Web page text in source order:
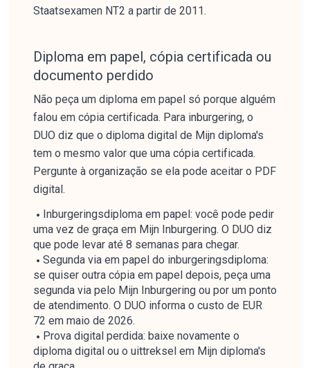
Staatsexamen NT2 a partir de 2011.
Diploma em papel, cópia certificada ou
documento perdido
Não peça um diploma em papel só porque alguém
falou em cópia certificada. Para inburgering, o
DUO diz que o diploma digital de Mijn diploma's
tem o mesmo valor que uma cópia certificada.
Pergunte à organização se ela pode aceitar o PDF
digital.
Inburgeringsdiploma em papel: você pode pedir
uma vez de graça em Mijn Inburgering. O DUO diz
que pode levar até 8 semanas para chegar.
Segunda via em papel do inburgeringsdiploma:
se quiser outra cópia em papel depois, peça uma
segunda via pelo Mijn Inburgering ou por um ponto
de atendimento. O DUO informa o custo de EUR
72 em maio de 2026.
Prova digital perdida: baixe novamente o
diploma digital ou o uittreksel em Mijn diploma's